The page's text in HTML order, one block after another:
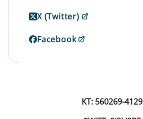
X (Twitter)
Facebook
KT: 560269-4129